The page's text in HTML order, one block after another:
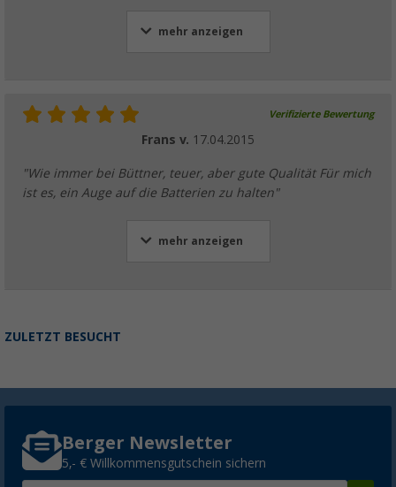
mehr anzeigen
Verifizierte Bewertung
Frans v. 17.04.2015
"Wie immer bei Büttner, teuer, aber gute Qualität Für mich
ist es, ein Auge auf die Batterien zu halten"
mehr anzeigen
ZULETZT BESUCHT
Berger Newsletter
5,- € Willkommensgutschein sichern